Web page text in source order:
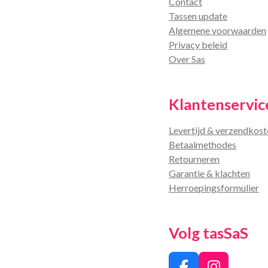
Tassen update
Algemene voorwaarden
Privacy beleid
Over Sas
Levertijd &
Betaalmethodes
Retourneren
Garantie & klachten
Herroepingsformulier
Volg tasSaS